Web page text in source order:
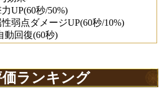
UP(60秒/50%)
弱点ダメージUP(60秒/10%)
動回復(60秒)
ランキング